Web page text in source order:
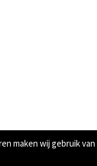
maken wij gebruik van